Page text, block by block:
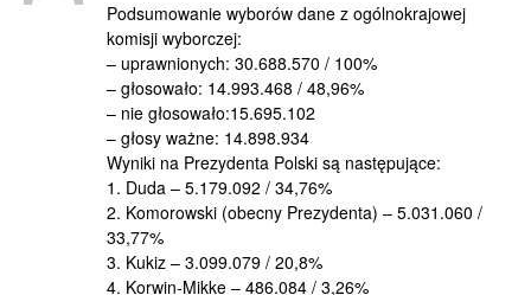
Podsumowanie wyborów dane z ogólnokrajowej
komisji wyborczej:
– uprawnionych: 30.688.570 / 100%
– głosowało: 14.993.468 / 48,96%
– nie głosowało:15.695.102
– głosy ważne: 14.898.934
Wyniki na Prezydenta Polski są następujące:
1. Duda – 5.179.092 / 34,76%
2. Komorowski (obecny Prezydenta) – 5.031.060 /
33,77%
3. Kukiz – 3.099.079 / 20,8%
4. Korwin-Mikke – 486.084 / 3,26%